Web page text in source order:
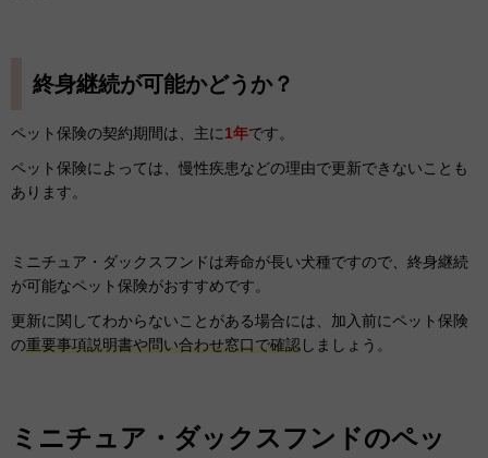
終身継続が可能かどうか？
ペット保険の契約期間は、主に1年です。
ペット保険によっては、慢性疾患などの理由で更新できないことも
あります。
ミニチュア・ダックスフンドは寿命が長い犬種ですので、終身継続
が可能なペット保険がおすすめです。
更新に関してわからないことがある場合には、加入前にペット保険
の重要事項説明書や問い合わせ窓口で確認しましょう。
ミニチュア・ダックスフンドのペッ